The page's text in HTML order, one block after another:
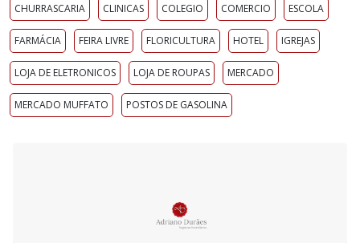
CHURRASCARIA CLINICAS COLEGIO COMERCIO ESCOLA
FARMÁCIA FEIRA LIVRE FLORICULTURA HOTEL IGREJAS
LOJA DE ELETRONICOS LOJA DE ROUPAS MERCADO
MERCADO MUFFATO POSTOS DE GASOLINA